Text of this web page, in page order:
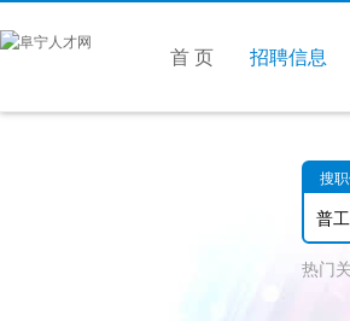
首 页 招聘信息
搜
热门